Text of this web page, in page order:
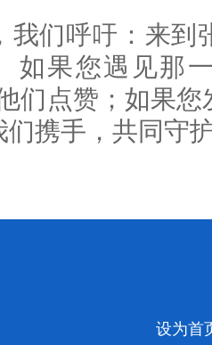
我们呼吁：来到
如果您遇见那
们点赞；如果
们携手，共同守
设为首